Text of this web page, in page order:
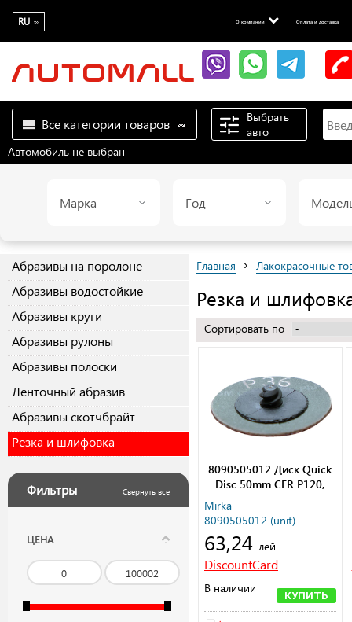
RU О компании Оплата и доставка
Все категории товаров
Выбрать
авто
Автомобиль не выбран
Марка Год
Абразивы на поролоне
Абразивы водостойкие
Абразивы круги
Абразивы рулоны
Абразивы полоски
Ленточный абразив
Абразивы скотчбрайт
Резка и шлифовка
Фильтры Свернуть все
ЦЕНА
Главная › Лакокрасочные
Резка и
Сортировать по
8090505012 Диск Quick
Disc 50mm CER P120,
Mirka
8090505012 (unit)
63,24 лей
DiscountCard
В наличии
КУПИТЬ